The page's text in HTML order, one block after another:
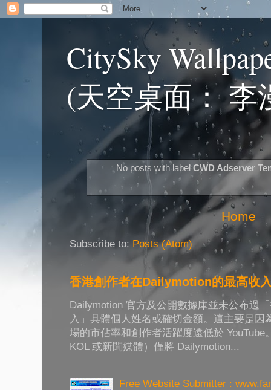
CitySky
(天空桌面： 李
No posts with labelCWD Adserver
Home
Subscribe to: Posts (Atom)
香港創作者在Dailymotion的最高收
Dailymotion 官方及公開數據庫並未公布過
入」具體個人姓名或確切金額。這主要是因
場的市佔率和創作者活躍度遠低於
KOL 或新聞媒體）僅將 Dailymotion...
Free Website Submitter :